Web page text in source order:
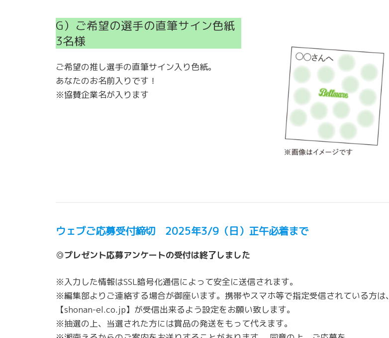
G）ご希望の選手の直筆サイン色紙
3名様
ご希望の推し選手の直筆サイン入り色紙。
あなたのお名前入りです！
※協賛企業名が入ります
ウェブご応募受付締切 2025年3/9（日）正午必着まで
◎プレゼント応募アンケートの受付は終了しました
※入力した情報はSSL暗号化通信によって安全に送信されます。
※編集部よりご連絡する場合が御座います。携帯やスマホ等で指定受信されている方は、
【shonan-el.co.jp】が受信出来るよう設定をお願い致します。
※抽選の上、当選された方には賞品の発送をもって代えます。